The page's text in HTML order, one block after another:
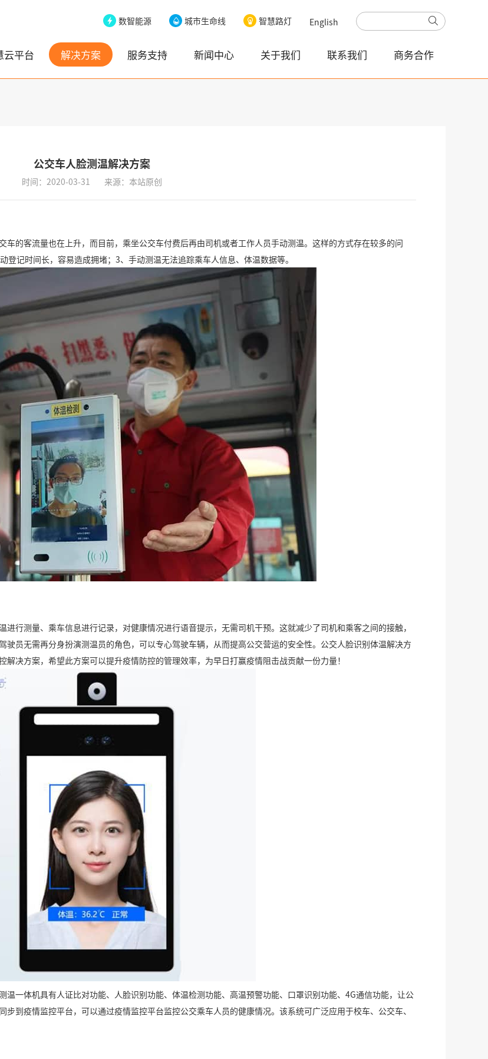
数智能源 城市生命线 智慧路灯 English
云平台 解决方案 服务支持 新闻中心 关于我们 联系我们 商务合作
公交车人脸测温解决方案
时间：2020-03-31 来源：本站原创
的客流量也在上升，而目前，乘坐公交车付费后再由司机或者工作人员手动测温。这样的方式存在较多的问
登记时间长，容易造成拥堵； 3、手动测温无法追踪乘车人信息、体温数据等。
行测量、乘车信息进行记录，对健康情况进行语音提示，无需司机干预。这就减少了司机和乘客之间的接触，
员无需再分身扮演测温员的角色，可以专心驾驶车辆，从而提高公交营运的安全性。公交人脸识别体温解决方
决方案，希望此方案可以提升疫情防控的管理效率，为早日打赢疫情阻击战贡献一份力量！
一体机具有人证比对功能、人脸识别功能、体温检测功能、高温预警功能、口罩识别功能、 4G通信功能，让公
到疫情监控平台，可以通过疫情监控平台监控公交乘车人员的健康情况。该系统可广泛应用于校车、公交车、